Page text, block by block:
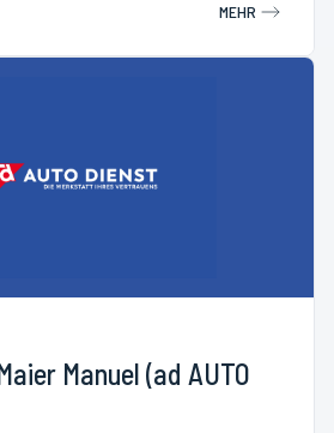
MEHR
Manuel (ad AUTO